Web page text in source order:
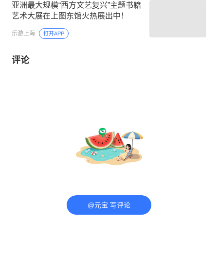
亚洲最大规模“西方文艺复兴”主题书籍
艺术大展在上图东馆火热展出中！
乐游上海 打开APP
评论
@元宝 写评论